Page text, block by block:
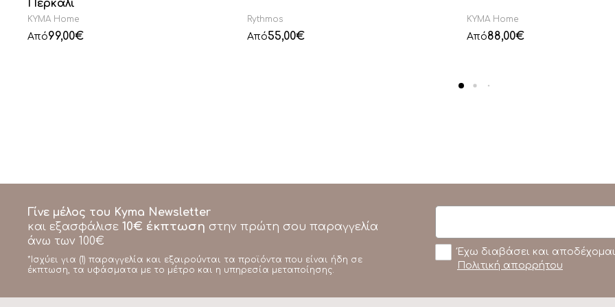
Περκάλι
KYMA Home
Από99,00€
Rythmos
Από55,00€
KYMA Home
Από88,00€
Γίνε μέλος του Kyma Newsletter
και εξασφάλισε 10€ έκπτωση στην πρώτη σου παραγγελία
άνω των 100€
*Ισχύει για (1) παραγγελία και εξαιρούνται τα προϊόντα που είναι ήδη σε
έκπτωση, τα υφάσματα με το μέτρο και η υπηρεσία μεταποίησης.
Έχω διαβάσει και αποδέχομαι
Πολιτική απορρήτου